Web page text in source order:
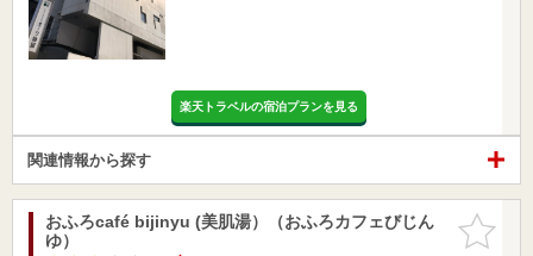
楽天トラベルの宿泊プランを見る
関連情報から探す
お気に入
りに追加
おふろcafé bijinyu (美肌湯）（おふろカフェびじん
ゆ）